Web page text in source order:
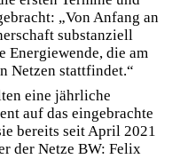
„Von Anfang an
substanziell
Energiewende, die am
Netzen stattfindet.“
eine jährliche
auf das eingebrachte
bereits seit April 2021
der Netze BW: Felix